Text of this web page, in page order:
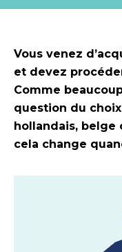
Vous venez
et devez
Comme
question du
hollandais, belge
cela change